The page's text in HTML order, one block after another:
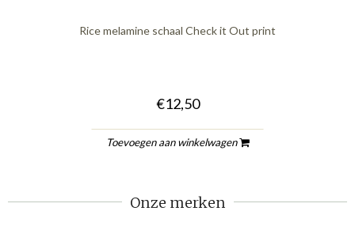
Rice melamine schaal Check it Out print
€12,50
Toevoegen aan winkelwagen
Onze merken